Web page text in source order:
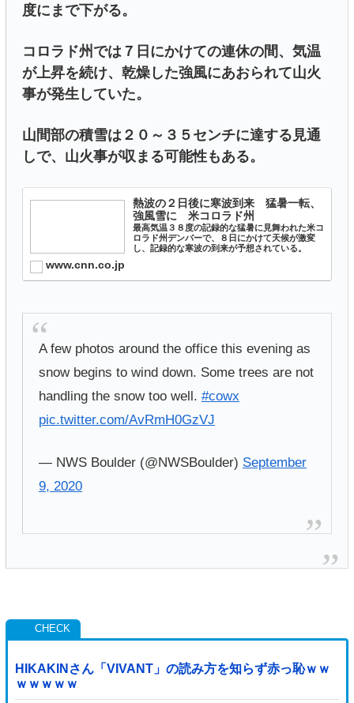
度にまで下がる。
コロラド州では７日にかけての連休の間、気温
が上昇を続け、乾燥した強風にあおられて山火
事が発生していた。
山間部の積雪は２０～３５センチに達する見通
しで、山火事が収まる可能性もある。
熱波の２日後に寒波到来 猛暑一転、
強風雪に 米コロラド州
最高気温３８度の記録的な猛暑に見舞われた米コ
ロラド州デンバーで、８日にかけて天候が激変
し、記録的な寒波の到来が予想されている。
www.cnn.co.jp
A few photos around the office this evening as
snow begins to wind down. Some trees are not
handling the snow too well. #cowx
pic.twitter.com/AvRmH0GzVJ
— NWS Boulder (@NWSBoulder) September
9, 2020
HIKAKINさん「VIVANT」の読み方を知らず赤っ恥ｗｗ
ｗｗｗｗｗ